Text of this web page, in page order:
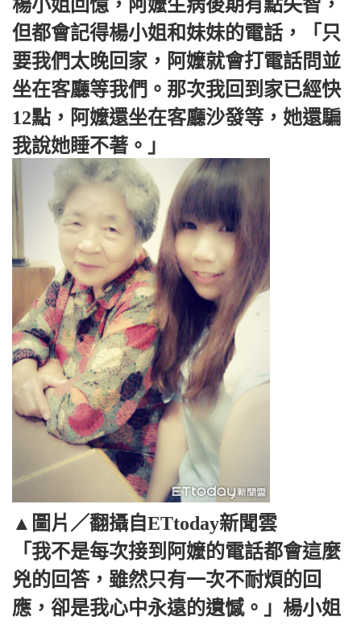
楊小姐回憶，阿嬤生病後期有點失智，
但都會記得楊小姐和妹妹的電話，「只
要我們太晚回家，阿嬤就會打電話問並
坐在客廳等我們。那次我回到家已經快
12點，阿嬤還坐在客廳沙發等，她還騙
我說她睡不著。」
▲圖片／翻攝自ETtoday新聞雲
「我不是每次接到阿嬤的電話都會這麼
兇的回答，雖然只有一次不耐煩的回
應，卻是我心中永遠的遺憾。」楊小姐